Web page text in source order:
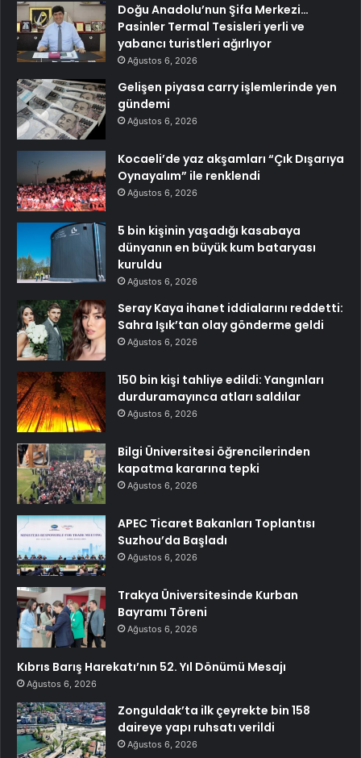
Doğu Anadolu’nun Şifa Merkezi…
Pasinler Termal Tesisleri yerli ve
yabancı turistleri ağırlıyor
Ağustos 6, 2026
Gelişen piyasa carry işlemlerinde yen
gündemi
Ağustos 6, 2026
Kocaeli’de yaz akşamları “Çık Dışarıya
Oynayalım” ile renklendi
Ağustos 6, 2026
5 bin kişinin yaşadığı kasabaya
dünyanın en büyük kum bataryası
kuruldu
Ağustos 6, 2026
Seray Kaya ihanet iddialarını reddetti:
Sahra Işık’tan olay gönderme geldi
Ağustos 6, 2026
150 bin kişi tahliye edildi: Yangınları
durduramayınca atları saldılar
Ağustos 6, 2026
Bilgi Üniversitesi öğrencilerinden
kapatma kararına tepki
Ağustos 6, 2026
APEC Ticaret Bakanları Toplantısı
Suzhou’da Başladı
Ağustos 6, 2026
Trakya Üniversitesinde Kurban
Bayramı Töreni
Ağustos 6, 2026
Kıbrıs Barış Harekatı’nın 52. Yıl Dönümü Mesajı
Ağustos 6, 2026
Zonguldak’ta ilk çeyrekte bin 158
daireye yapı ruhsatı verildi
Ağustos 6, 2026